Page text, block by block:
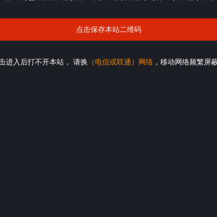
点击保存本站二维码
进入后打不开本站， 请换 （电信或联通）网络 ，移动网络频繁屏